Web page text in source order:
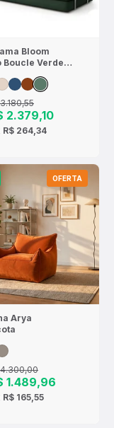
Bloom
Boucle Verde
- Sofá na Caixa
2.379,10
R$ 264,34
OFERTA
Arya
1.489,96
R$ 165,55